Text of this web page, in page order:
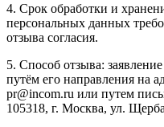
4. Срок обработки и
персональных данных
отзыва согласия.
5. Способ отзыва:
путём его направления на
pr@incom.ru или путем
105318, г. Москва, ул.